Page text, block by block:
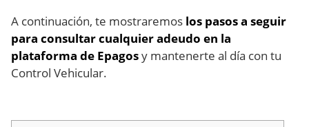
A continuación, te mostraremos los pasos a seguir
para consultar cualquier adeudo en la
plataforma de Epagosy mantenerte al día con tu
Control Vehicular.